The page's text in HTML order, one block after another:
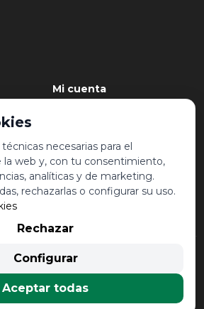
de
Mi cuenta
Mis pedidos
Lista de deseos
Todos los derechos reservados |
por
necesarias para el
web y, con tu consentimiento,
analíticas y de marketing.
rechazarlas o configurar su uso.
Rechazar
Configurar
Aceptar todas